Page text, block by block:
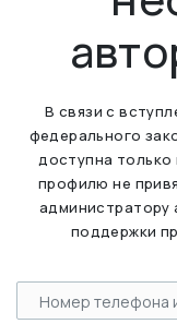
В связи с
федерального
доступна
профилю не
администратору
поддержки